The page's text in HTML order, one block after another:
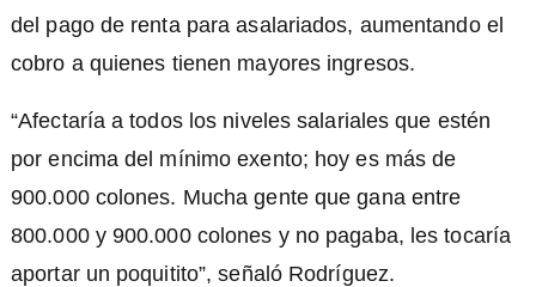
del pago de renta para asalariados, aumentando el
cobro a quienes tienen mayores ingresos.
“Afectaría a todos los niveles salariales que estén
por encima del mínimo exento; hoy es más de
900.000 colones. Mucha gente que gana entre
800.000 y 900.000 colones y no pagaba, les tocaría
aportar un poquitito”, señaló Rodríguez.